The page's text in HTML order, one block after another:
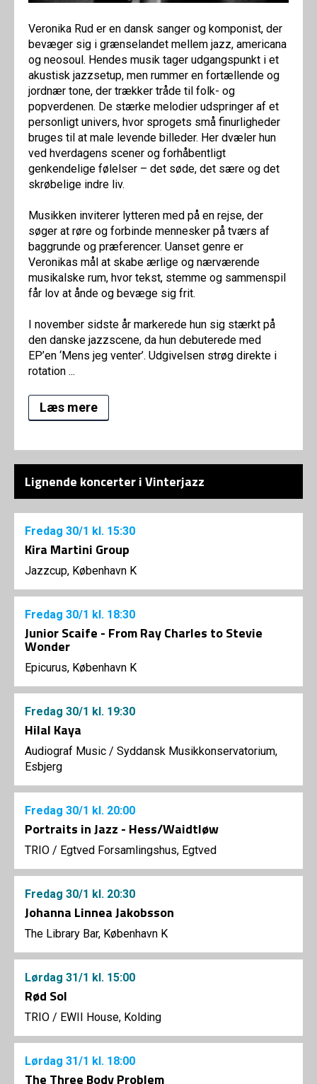
Veronika Rud er en dansk sanger og komponist, der
bevæger sig i grænselandet mellem jazz, americana
og neosoul. Hendes musik tager udgangspunkt i et
akustisk jazzsetup, men rummer en fortællende og
jordnær tone, der trækker tråde til folk- og
popverdenen. De stærke melodier udspringer af et
personligt univers, hvor sprogets små finurligheder
bruges til at male levende billeder. Her dvæler hun
ved hverdagens scener og forhåbentligt
genkendelige følelser – det søde, det sære og det
skrøbelige indre liv.
Musikken inviterer lytteren med på en rejse, der
søger at røre og forbinde mennesker på tværs af
baggrunde og præferencer. Uanset genre er
Veronikas mål at skabe ærlige og nærværende
musikalske rum, hvor tekst, stemme og sammenspil
får lov at ånde og bevæge sig frit.
I november sidste år markerede hun sig stærkt på
den danske jazzscene, da hun debuterede med
EP’en ‘Mens jeg venter’. Udgivelsen strøg direkte i
rotation ...
Læs mere
Lignende koncerter i Vinterjazz
Fredag 30/1 kl. 15:30
Kira Martini Group
Jazzcup, København K
Fredag 30/1 kl. 18:30
Junior Scaife - From Ray Charles to Stevie
Wonder
Epicurus, København K
Fredag 30/1 kl. 19:30
Hilal Kaya
Audiograf Music / Syddansk Musikkonservatorium,
Esbjerg
Fredag 30/1 kl. 20:00
Portraits in Jazz - Hess/Waidtløw
TRIO / Egtved Forsamlingshus, Egtved
Fredag 30/1 kl. 20:30
Johanna Linnea Jakobsson
The Library Bar, København K
Lørdag 31/1 kl. 15:00
Rød Sol
TRIO / EWII House, Kolding
Lørdag 31/1 kl. 18:00
The Three Body Problem